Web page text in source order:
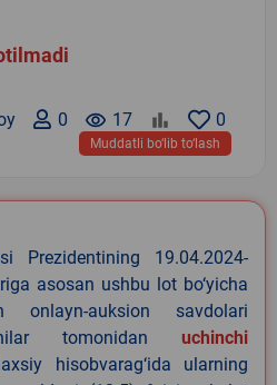
0
remove_red_eye 17
0
Muddatli bo‘lib to‘lash
Prezidentining 19.04.2024-
asosan ushbu lot bo‘yicha
onlayn-auksion savdolari
tomonidan uchinchi
hisobvarag‘ida ularning